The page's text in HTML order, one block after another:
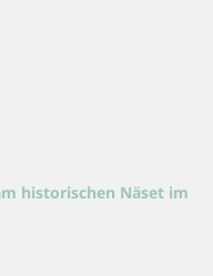
historischen Näset im